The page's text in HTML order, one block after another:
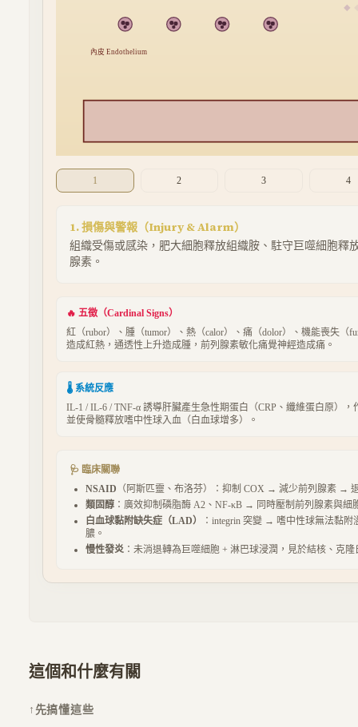
內皮 Endothelium
◆
1 2 3 4
1. 損傷與警報 （Injury & Alarm）
組織受傷或感染，肥大細胞釋放組織胺、駐守巨噬細胞釋
腺素。
🔥 五徵（Cardinal Signs）
紅（rubor）、腫（tumor）、熱（calor）、痛（dolor）、機能喪失（
造成紅熱，通透性上升造成腫，前列腺素敏化痛覺神經造成痛。
🌡 系統反應
IL-1 / IL-6 / TNF-α 誘導肝臟產生急性期蛋白（CRP、纖維蛋白原）
並使骨髓釋放嗜中性球入血（白血球增多）。
🩺 臨床關聯
NSAID （阿斯匹靈、布洛芬）：抑制 COX → 減少前列腺素 →
類固醇 ：廣效抑制磷脂酶 A2、NF-κB → 同時壓制前列腺素與細
白血球黏附缺失症（LAD）
：integrin 突變 → 嗜中性球無法黏
膿。
慢性發炎 ：未消退轉為巨噬細胞 + 淋巴球浸潤，見於結核、克
這個和什麼有關
↑ 先搞懂這些